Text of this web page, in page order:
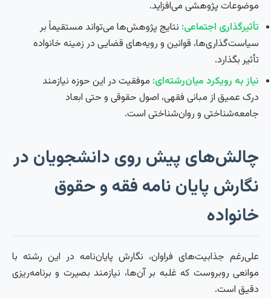
موضوعات پژوهشی می‌افزاید.
تأثیرگذاری اجتماعی: نتایج پژوهش‌ها می‌تواند مستقیماً بر
سیاست‌گذاری‌ها، قوانین و رویه‌های قضایی در زمینه خانواده
تأثیر بگذارد.
نیاز به رویکرد میان‌رشته‌ای: موفقیت در این حوزه نیازمند
درک عمیق از مبانی فقهی، اصول حقوقی و حتی ابعاد
جامعه‌شناختی و روان‌شناختی است.
چالش‌های پیش روی دانشجویان در
نگارش پایان نامه فقه و حقوق
خانواده
علی‌رغم جذابیت‌های فراوان، نگارش پایان‌نامه در این رشته با
موانعی روبروست که غلبه بر آن‌ها، نیازمند بصیرت و برنامه‌ریزی
دقیق است.